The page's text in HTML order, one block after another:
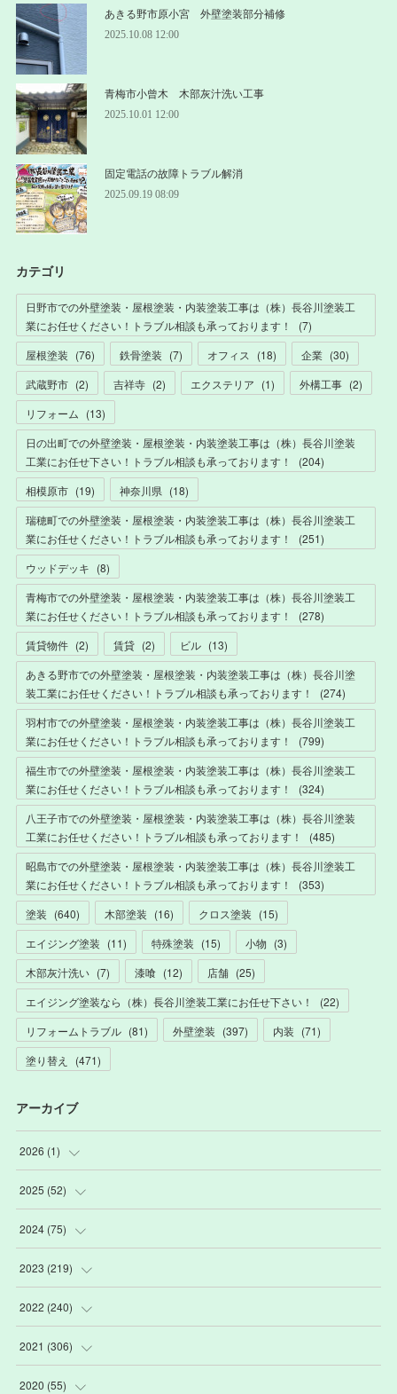
あきる野市原小宮 外壁塗装部分補修
2025.10.08 12:00
青梅市小曾木 木部灰汁洗い工事
2025.10.01 12:00
固定電話の故障トラブル解消
2025.09.19 08:09
カテゴリ
日野市での外壁塗装・屋根塗装・内装塗装工事は（株）長谷川塗装工
業にお任せください！トラブル相談も承っております！
(7)
屋根塗装 (76) 鉄骨塗装 (7) オフィス (18) 企業 (30)
武蔵野市 (2) 吉祥寺 (2) エクステリア (1) 外構工事 (2)
リフォーム (13)
日の出町での外壁塗装・屋根塗装・内装塗装工事は（株）長谷川塗装
工業にお任せ下さい！トラブル相談も承っております！
(204)
相模原市 (19) 神奈川県 (18)
瑞穂町での外壁塗装・屋根塗装・内装塗装工事は（株）長谷川塗装工
業にお任せください！トラブル相談も承っております！
(251)
ウッドデッキ (8)
青梅市での外壁塗装・屋根塗装・内装塗装工事は（株）長谷川塗装工
業にお任せください！トラブル相談も承っております！
(278)
賃貸物件 (2) 賃貸 (2) ビル (13)
あきる野市での外壁塗装・屋根塗装・内装塗装工事は（株）長谷川塗
装工業にお任せください！トラブル相談も承っております！
(274)
羽村市での外壁塗装・屋根塗装・内装塗装工事は（株）長谷川塗装工
業にお任せください！トラブル相談も承っております！
(799)
福生市での外壁塗装・屋根塗装・内装塗装工事は（株）長谷川塗装工
業にお任せください！トラブル相談も承っております！
(324)
八王子市での外壁塗装・屋根塗装・内装塗装工事は（株）長谷川塗装
工業にお任せください！トラブル相談も承っております！
(485)
昭島市での外壁塗装・屋根塗装・内装塗装工事は（株）長谷川塗装工
業にお任せください！トラブル相談も承っております！
(353)
塗装 (640) 木部塗装 (16) クロス塗装 (15)
エイジング塗装 (11) 特殊塗装 (15) 小物 (3)
木部灰汁洗い (7) 漆喰 (12) 店舗 (25)
エイジング塗装なら（株）長谷川塗装工業にお任せ下さい！
(22)
リフォームトラブル (81) 外壁塗装 (397) 内装 (71)
塗り替え
(471)
アーカイブ
2026 (1)
(1
2025 (52)
(3
(2)
(6)
(22
2024 (75)
(9)
(13
(12
(1
2023 (219)
(20
(18
(15 )
2022 (240)
(21
(20 )
2021 (306)
(24 )
2020 (55)